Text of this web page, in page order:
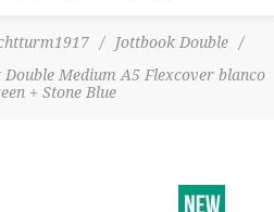
/ Jottbook Double
/
Double Medium A5 Flexcover blanco
+ Stone Blue